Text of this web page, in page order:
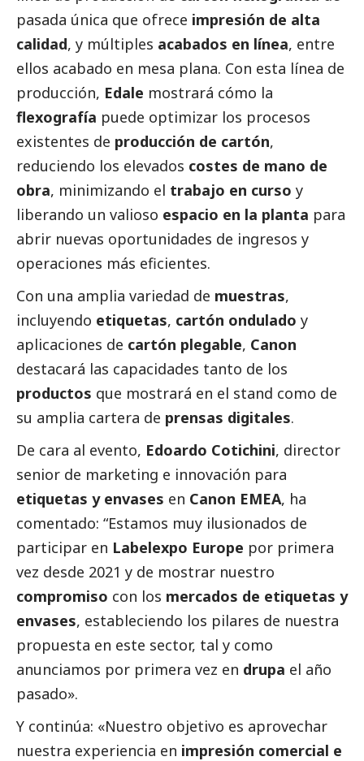
pasada única que ofrece impresión de alta
calidad, y múltiples acabados en línea, entre
ellos acabado en mesa plana. Con esta línea de
producción, Edale mostrará cómo la
flexografía puede optimizar los procesos
existentes de producción de cartón,
reduciendo los elevados costes de mano de
obra, minimizando el trabajo en curso y
liberando un valioso espacio en la planta para
abrir nuevas oportunidades de ingresos y
operaciones más eficientes.
Con una amplia variedad de muestras,
incluyendo etiquetas, cartón ondulado y
aplicaciones de cartón plegable, Canon
destacará las capacidades tanto de los
productos que mostrará en el stand como de
su amplia cartera de prensas digitales.
De cara al evento, Edoardo Cotichini, director
senior de marketing e innovación para
etiquetas y envases en Canon EMEA, ha
comentado: “Estamos muy ilusionados de
participar en Labelexpo Europe por primera
vez desde 2021 y de mostrar nuestro
compromiso con los mercados de etiquetas y
envases, estableciendo los pilares de nuestra
propuesta en este sector, tal y como
anunciamos por primera vez en drupa el año
pasado».
Y continúa: «Nuestro objetivo es aprovechar
nuestra experiencia en impresión comercial e